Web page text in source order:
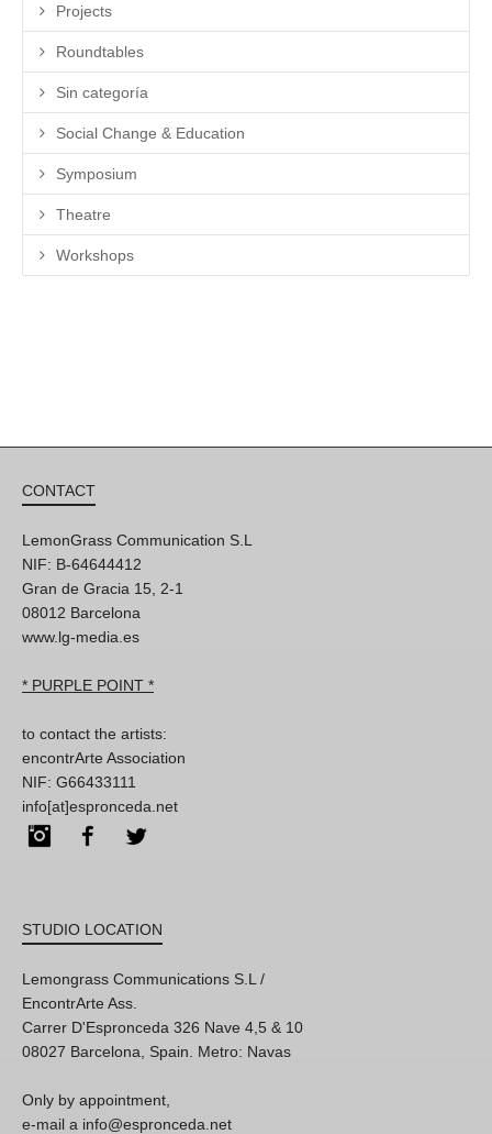
Projects
Roundtables
Sin categoría
Social Change & Education
Symposium
Theatre
Workshops
CONTACT
LemonGrass Communication S.L
NIF: B-64644412
Gran de Gracia 15, 2-1
08012 Barcelona
www.lg-media.es
* PURPLE POINT *
to contact the artists:
encontrArte Association
NIF: G66433111
info[at]espronceda.net
InstagramFacebook
STUDIO LOCATION
Lemongrass Communications S.L /
EncontrArte Ass.
Carrer D'Espronceda 326 Nave 4,5 & 10
08027 Barcelona, Spain. Metro: Navas
Only by appointment,
e-mail a info@espronceda.net